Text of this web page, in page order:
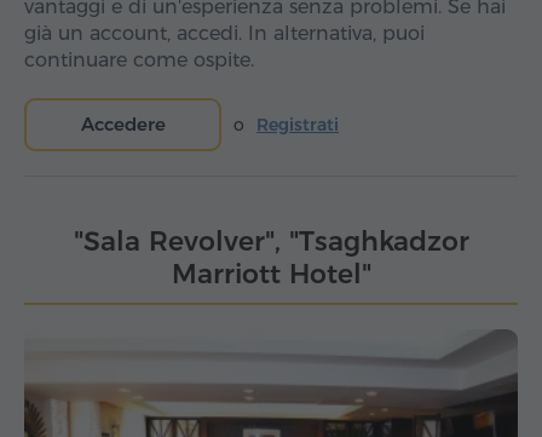
vantaggi e di un'esperienza senza problemi. Se hai
già un account, accedi. In alternativa, puoi
continuare come ospite.
Accedere o Registrati
"Sala Revolver", "Tsaghkadzor
Marriott Hotel"